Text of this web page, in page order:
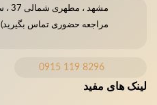
مراجعه حضوری تماس بگیرید)
8296 119 0915
لینک های مفید